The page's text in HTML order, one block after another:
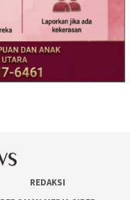
REDAKSI